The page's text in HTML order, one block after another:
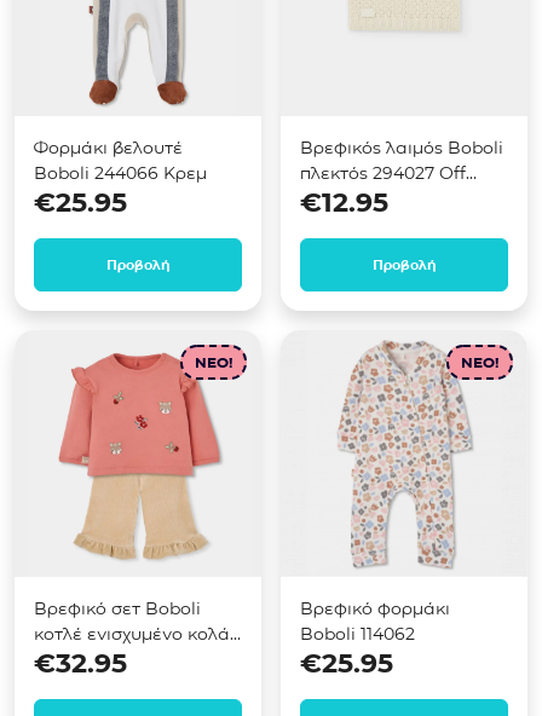
Φορμάκι βελουτέ
Boboli 244066 Κρεμ
€25.95
Προβολή
Βρεφικός λαιμός Boboli
πλεκτός 294027 Off
white
€12.95
Προβολή
NEO!
Βρεφικό σετ Boboli
κοτλέ ενισχυμένο κολάν
124030 Ροζ
€32.95
NEO!
Βρεφικό φορμάκι
Boboli 114062
€25.95